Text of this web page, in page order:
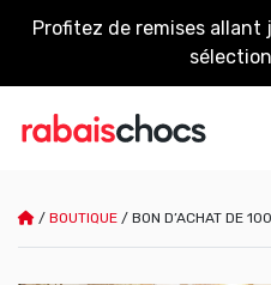
Profitez de remises allant
/ BOUTIQUE / BON D’ACHAT DE